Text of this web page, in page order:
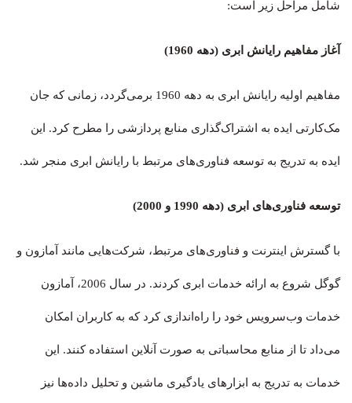
شامل مراحل زیر است:
آغاز مفاهیم رایانش ابری (دهه 1960)
مفاهیم اولیه رایانش ابری به دهه 1960 برمی‌گردد، زمانی که جان
مک‌کارتی ایده به اشتراک‌گذاری منابع پردازشی را مطرح کرد. این
ایده به تدریج به توسعه فناوری‌های مرتبط با رایانش ابری منجر شد.
توسعه فناوری‌های ابری (دهه 1990 و 2000)
با گسترش اینترنت و فناوری‌های مرتبط، شرکت‌هایی مانند آمازون و
گوگل شروع به ارائه خدمات ابری کردند. در سال 2006، آمازون
خدمات وب‌سرویس خود را راه‌اندازی کرد که به کاربران امکان
می‌داد تا از منابع محاسباتی به صورت آنلاین استفاده کنند. این
خدمات به تدریج به ابزارهای یادگیری ماشین و تحلیل داده‌ها نیز